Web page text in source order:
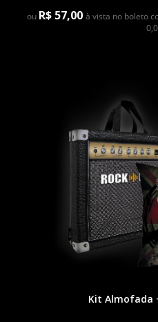
ou R$ 57,00 à vista no boleto
Kit Almofada